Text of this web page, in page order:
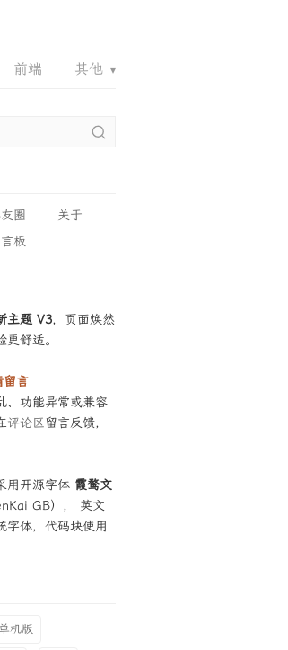
前端 其他 ▾
圈
关于
板
主题 V3，页面焕然
舒适。
言
、功能异常或兼容
评论区留言反馈，
用开源字体 霞鹜文
GB）， 英文
字体，代码块使用
单机版